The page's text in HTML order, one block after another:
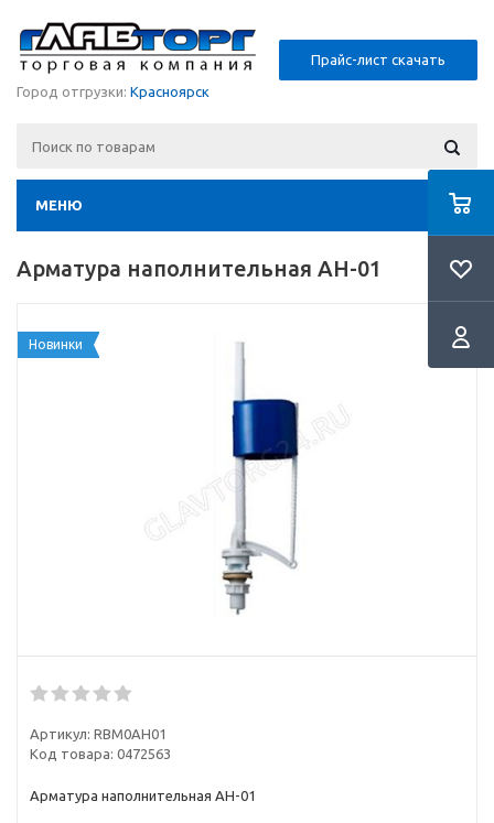
Прайс-лист скачать
Город отгрузки: Красноярск
МЕНЮ
Арматура наполнительная АН-01
Новинки
Артикул: RBM0АH01
Код товара: 0472563
Арматура наполнительная АН-01